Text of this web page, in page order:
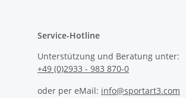
Service-Hotline
Unterstützung und Beratung unter:
+49 (0)2933 - 983 870-0
oder per eMail: info@sportart3.com